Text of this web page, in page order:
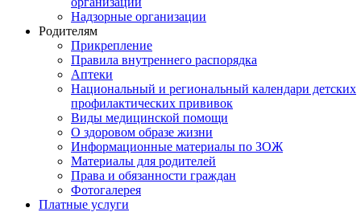
Надзорные организации
Родителям
Прикрепление
Правила внутреннего распорядка
Аптеки
Национальный и региональный календари детских
профилактических прививок
Виды медицинской помощи
О здоровом образе жизни
Информационные материалы по ЗОЖ
Материалы для родителей
Права и обязанности граждан
Фотогалерея
Платные услуги